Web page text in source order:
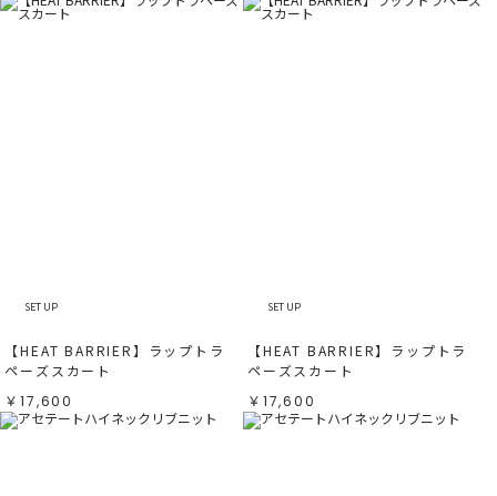
SET UP
【HEAT BARRIER】ラップトラ
ペーズスカート
￥17,600
SET UP
【HEAT BARRIER】ラップトラ
ペーズスカート
￥17,600